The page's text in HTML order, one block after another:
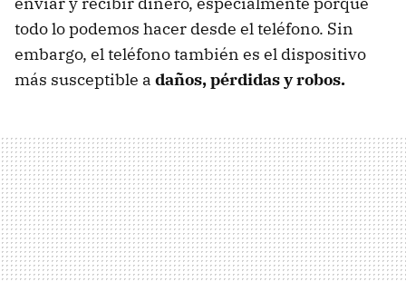
todo lo podemos hacer desde el teléfono. Sin
embargo, el teléfono también es el dispositivo
más susceptible a daños, pérdidas y robos.